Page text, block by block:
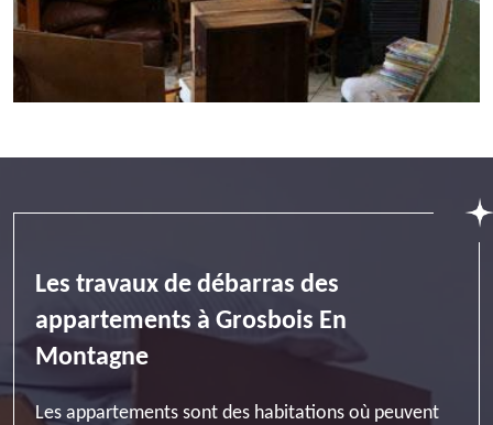
Les travaux de débarras des
appartements à Grosbois En
Montagne
Les appartements sont des habitations où peuvent